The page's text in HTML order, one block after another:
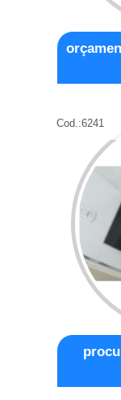
Cod.:6241